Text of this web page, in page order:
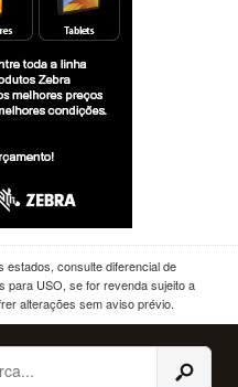
estados, consulte diferencial de
para USO, se for revenda sujeito a
alterações sem aviso prévio.